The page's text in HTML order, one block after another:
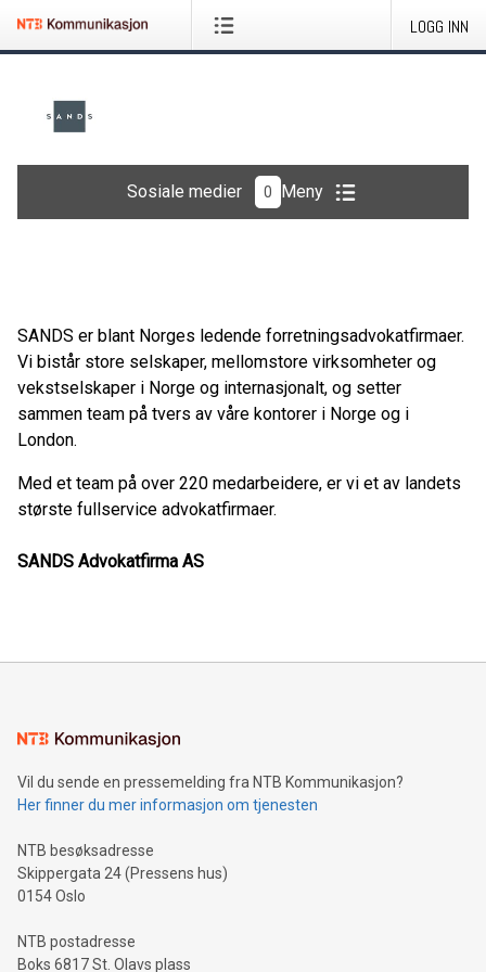
LOGG INN
Sosiale medier 0 Meny
SANDS er blant Norges ledende forretningsadvokatfirmaer.
Vi bistår store selskaper, mellomstore virksomheter og
vekstselskaper i Norge og internasjonalt, og setter
sammen team på tvers av våre kontorer i Norge og i
London.
Med et team på over 220 medarbeidere, er vi et av landets
største fullservice advokatfirmaer.
SANDS Advokatfirma AS
Vil du sende en pressemelding fra NTB Kommunikasjon?
Her finner du mer informasjon om tjenesten
NTB besøksadresse
Skippergata 24 (Pressens hus)
0154 Oslo
NTB postadresse
Boks 6817 St. Olavs plass